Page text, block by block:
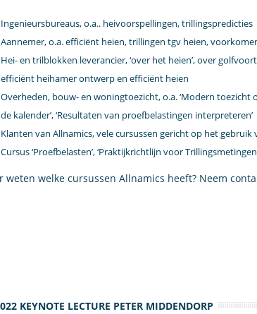
Ingenieursbureaus, o.a.. heivoorspellingen, trillingspredicties
Aannemer, o.a. efficiënt heien, trillingen tgv heien,
Hei- en trilblokken leverancier, ‘over het heien’, over
efficiënt heihamer ontwerp en efficiënt heien
Overheden, bouw- en woningtoezicht, o.a. ‘Modern toezicht
de kalender’, ‘Resultaten van proefbelastingen interpreteren’
Klanten van Allnamics, vele cursussen gericht op het
Cursus ‘Proefbelasten’, ‘Praktijkrichtlijn voor
weten welke cursussen Allnamics heeft? Neem
KEYNOTE LECTURE PETER MIDDENDORP